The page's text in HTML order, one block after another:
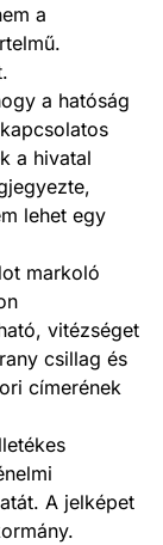
a
a hatóság
a hivatal
lehet egy
markoló
vitézséget
csillag és
címerének
A jelképet